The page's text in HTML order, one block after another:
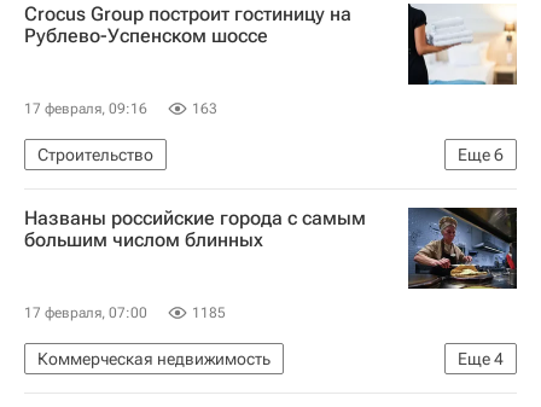
Коммерческая недвижимость
Штрафы
Crocus Group построит гостиницу на
Рублево-Успенском шоссе
17 февраля, 09:16 163
Еще6
Строительство
Московская область (Подмосковье)
Араз Агаларов
Crocus Group
Отели
Названы российские города с самым
большим числом блинных
17 февраля, 07:00 1185
Еще4
Коммерческая недвижимость
Празднование Масленицы
Москва